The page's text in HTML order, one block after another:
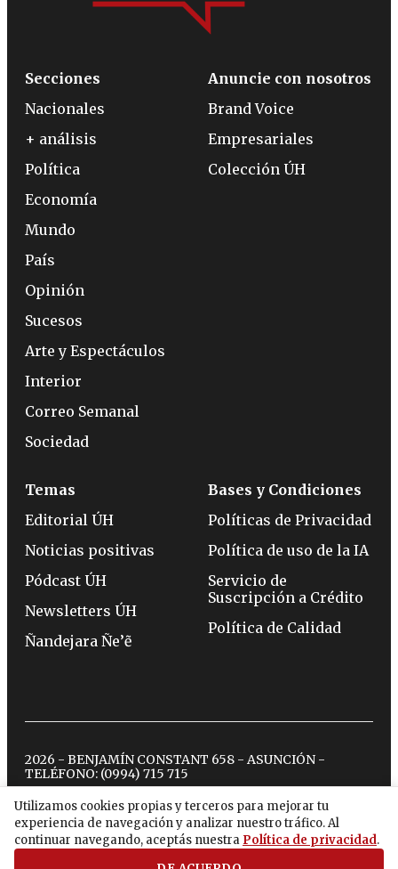
Utilizamos cookies propias y terceros para mejorar tu
experiencia de navegación y analizar nuestro tráfico. Al
continuar navegando, aceptás nuestra Política de privacidad.
Secciones
Nacionales
+ análisis
Política
Economía
Mundo
País
Opinión
Sucesos
Arte y Espectáculos
Interior
Correo Semanal
Sociedad
Anuncie con nosotros
Brand Voice
Empresariales
Colección ÚH
Temas
Editorial ÚH
Noticias positivas
Pódcast ÚH
Newsletters ÚH
Ñandejara Ñe’ẽ
Bases y Condiciones
Políticas de Privacidad
Política de uso de la IA
Servicio de
Suscripción a Crédito
Política de Calidad
2026 - BENJAMÍN CONSTANT 658 - ASUNCIÓN -
TELÉFONO: (0994) 715 715
twitterinstagram
facebook
tiktokyoutubespotify